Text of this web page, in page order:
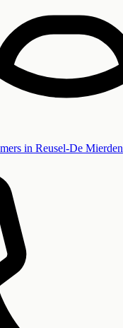
in Reusel-De Mierden